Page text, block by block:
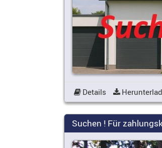
Details
Suchen ! Für